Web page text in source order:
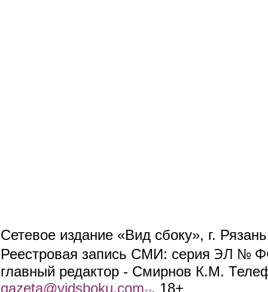
Сетевое издание «Вид сбоку», г.
Реестровая запись СМИ: серия ЭЛ №
главный редактор - Смирнов К.М.
gazeta@vidsboku.com (link sends e-mail)
. 18+